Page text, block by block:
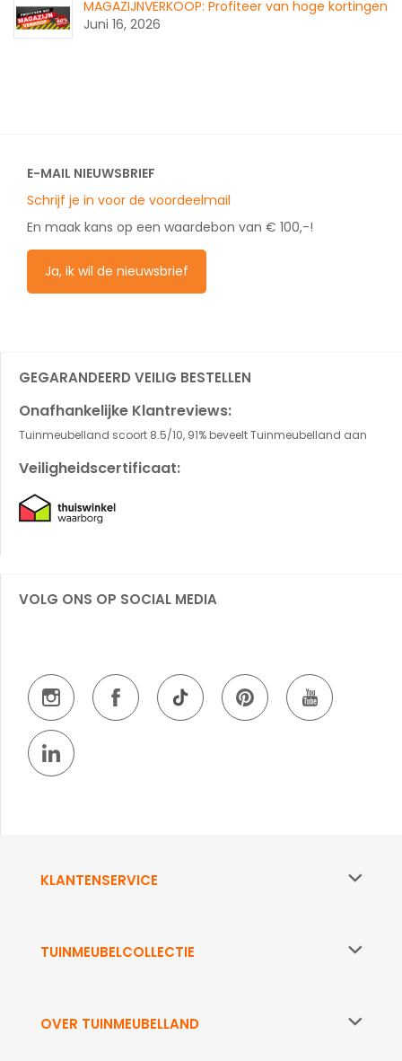
MAGAZIJNVERKOOP: Profiteer van hoge kortingen
Juni 16, 2026
E-MAIL NIEUWSBRIEF
Schrijf je in voor de voordeelmail
En maak kans op een waardebon van € 100,-!
Ja, ik wil de nieuwsbrief
GEGARANDEERD VEILIG BESTELLEN
Onafhankelijke Klantreviews:
Tuinmeubelland scoort 8.5/10, 91% beveelt Tuinmeubelland aan
Veiligheidscertificaat:
VOLG ONS OP SOCIAL MEDIA
KLANTENSERVICE
TUINMEUBELCOLLECTIE
OVER TUINMEUBELLAND